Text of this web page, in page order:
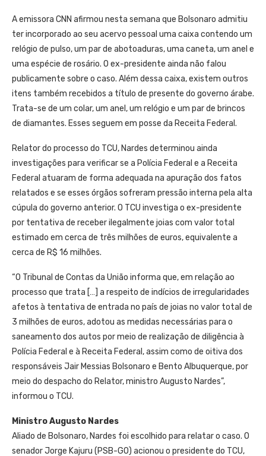
A emissora CNN afirmou nesta semana que Bolsonaro admitiu
ter incorporado ao seu acervo pessoal uma caixa contendo um
relógio de pulso, um par de abotoaduras, uma caneta, um anel e
uma espécie de rosário. O ex-presidente ainda não falou
publicamente sobre o caso. Além dessa caixa, existem outros
itens também recebidos a título de presente do governo árabe.
Trata-se de um colar, um anel, um relógio e um par de brincos
de diamantes. Esses seguem em posse da Receita Federal.
Relator do processo do TCU, Nardes determinou ainda
investigações para verificar se a Polícia Federal e a Receita
Federal atuaram de forma adequada na apuração dos fatos
relatados e se esses órgãos sofreram pressão interna pela alta
cúpula do governo anterior. O TCU investiga o ex-presidente
por tentativa de receber ilegalmente joias com valor total
estimado em cerca de três milhões de euros, equivalente a
cerca de R$ 16 milhões.
“O Tribunal de Contas da União informa que, em relação ao
processo que trata […] a respeito de indícios de irregularidades
afetos à tentativa de entrada no país de joias no valor total de
3 milhões de euros, adotou as medidas necessárias para o
saneamento dos autos por meio de realização de diligência à
Polícia Federal e à Receita Federal, assim como de oitiva dos
responsáveis Jair Messias Bolsonaro e Bento Albuquerque, por
meio do despacho do Relator, ministro Augusto Nardes”,
informou o TCU.
Ministro Augusto Nardes
Aliado de Bolsonaro, Nardes foi escolhido para relatar o caso. O
senador Jorge Kajuru (PSB-GO) acionou o presidente do TCU,